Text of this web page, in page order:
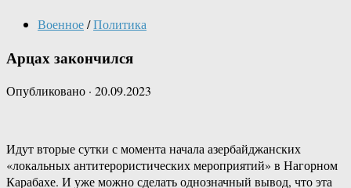
Военное/Политика
Арцах закончился
Опубликовано · 20.09.2023
Идут вторые сутки с момента начала азербайджанских
«локальных антитерористических мероприятий» в Нагорном
Карабахе. И уже можно сделать однозначный вывод, что эта